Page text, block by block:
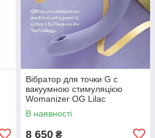
Вібратор для точки G c
вакуумною стимуляцією
Womanizer OG Lilac
В наявності
8 650 ₴